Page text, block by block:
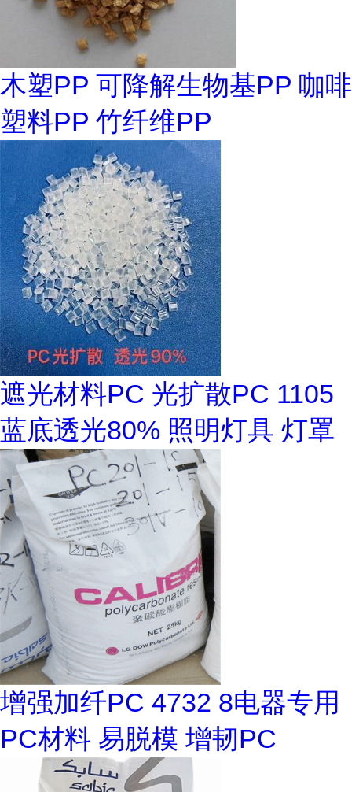
木塑PP 可降解生物基PP 咖啡
塑料PP 竹纤维PP
遮光材料PC 光扩散PC 1105
蓝底透光80% 照明灯具 灯罩
增强加纤PC 4732 8电器专用
PC材料 易脱模 增韧PC